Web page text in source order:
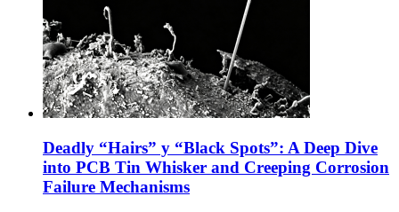
Deadly “Hairs” y “Black Spots”: A Deep Dive
into PCB Tin Whisker and Creeping Corrosion
Failure Mechanisms